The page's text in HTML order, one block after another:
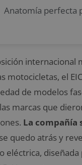
internacional
motocicletas, el
de modelos
marcas que
La compañía
quedo atrás y
eléctrica, diseñada